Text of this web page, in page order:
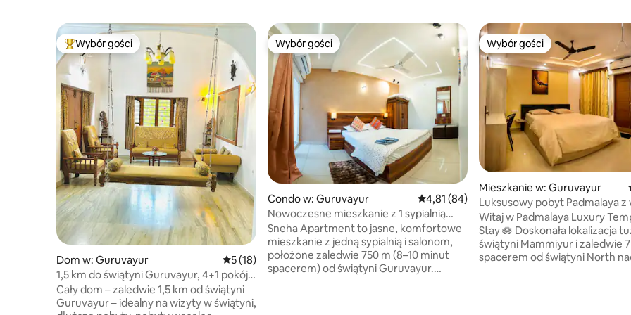
Najpopularniejsze z kategorii Wybór gości
Wybór gości
Dom w: Guruvayur Średnia ocena: 5 na 5, liczba recenzji: 18
5 (18)
1,5 km do świątyni Guruvayur, 4+1 pokój –
dla dużej rodziny
Cały dom – zaledwie 1,5 km od świątyni
Guruvayur – idealny na wizyty w świątyni,
Wybór gości
Wybór gości
Condo w: Guruvayur Średnia ocena: 4,81 na 5, liczba recenzji: 84
4,81 (84)
Nowoczesne mieszkanie z 1 sypialnią
i salonką w pobliżu świątyni Guruvayur |
Klimatyzacja | Parking
Sneha Apartment to jasne, komfortowe
mieszkanie z jedną sypialnią i salonom,
położone zaledwie 750 m (8–10 minut
spacerem) od świątyni Guruvayur.
Wybór gości
Wybór gości
Mieszkanie w: Guruvayur
Luksusowy pobyt Padmalaya z
na świątynię (kołyska dla
Witaj w Padmalaya Luxury
Stay 🪷 Doskonała lokalizacja tuż obok
świątyni Mammiyur i zaledwie
spacerem od świątyni North